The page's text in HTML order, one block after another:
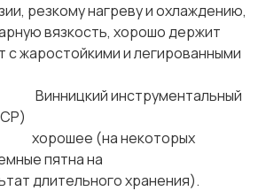
резкому нагреву и охлаждению,
вязкость, хорошо держит
с жаростойкими и легированными
инструментальный
(на некоторых
пятна на
длительного хранения).